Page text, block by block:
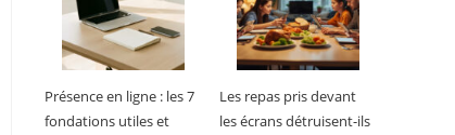
Présence en ligne : les 7
fondations utiles et
Les repas pris devant
les écrans détruisent-ils